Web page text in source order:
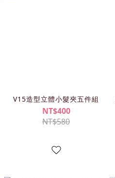
V15造型立體小髮夾五件組
NT$400
NT$580